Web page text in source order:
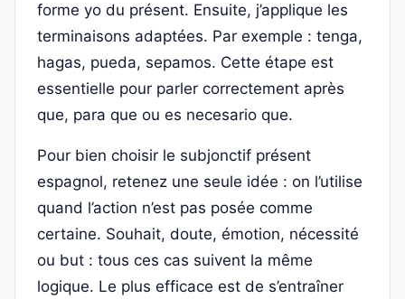
forme yo du présent. Ensuite, j’applique les
terminaisons adaptées. Par exemple : tenga,
hagas, pueda, sepamos. Cette étape est
essentielle pour parler correctement après
que, para que ou es necesario que.
Pour bien choisir le subjonctif présent
espagnol, retenez une seule idée : on l’utilise
quand l’action n’est pas posée comme
certaine. Souhait, doute, émotion, nécessité
ou but : tous ces cas suivent la même
logique. Le plus efficace est de s’entraîner